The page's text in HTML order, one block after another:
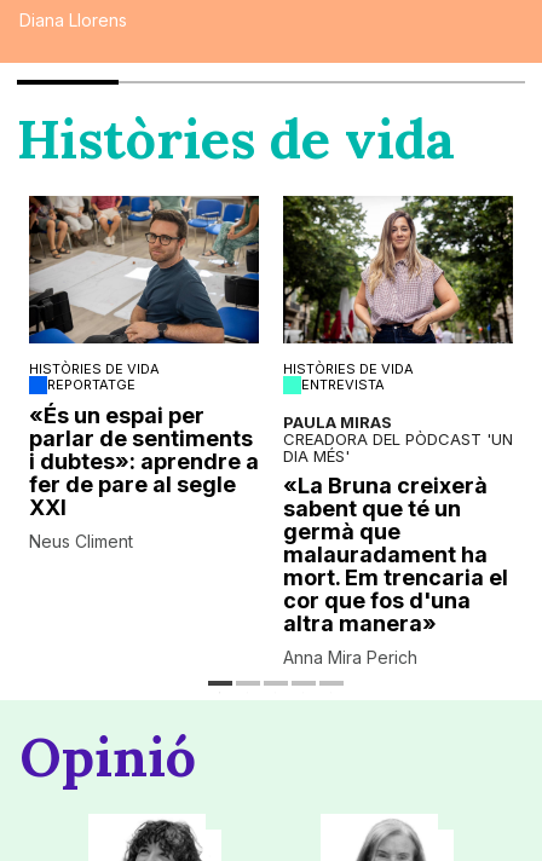
Diana Llorens
Històries de vida
HISTÒRIES DE VIDA
REPORTATGE
«És un espai per
parlar de sentiments
i dubtes»: aprendre a
fer de pare al segle
XXI
Neus Climent
HISTÒRIES DE VIDA
ENTREVISTA
PAULA MIRAS
CREADORA DEL PÒDCAST 'UN
DIA MÉS'
«La Bruna creixerà
sabent que té un
germà que
malauradament ha
mort. Em trencaria el
cor que fos d'una
altra manera»
Anna Mira Perich
Opinió